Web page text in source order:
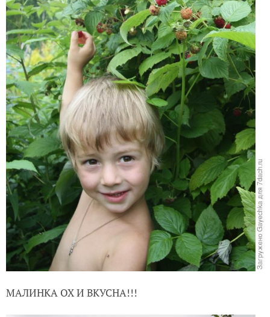
МАЛИНКА ОХ И ВКУСНА!!!